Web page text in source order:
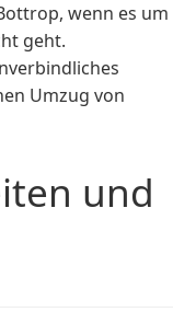
wenn es um
geht.
Umzug von
und